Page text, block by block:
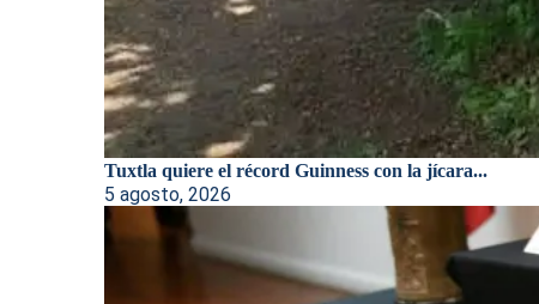
Tuxtla quiere el récord Guinness con la jícara...
5 agosto, 2026